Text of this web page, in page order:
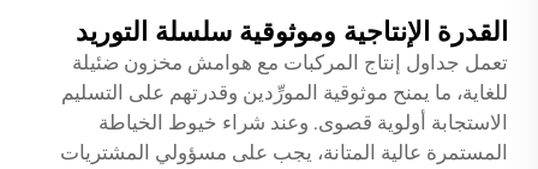
القدرة الإنتاجية وموثوقية سلسلة التوريد
تعمل جداول إنتاج المركبات مع هوامش مخزون ضئيلة
للغاية، ما يمنح موثوقية المورِّدين وقدرتهم على التسليم
الاستجابة أولوية قصوى. وعند شراء خيوط الخياطة
المستمرة عالية المتانة، يجب على مسؤولي المشتريات